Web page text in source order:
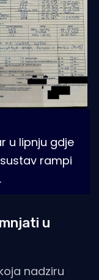
u lipnju gdje
rampi
u
nadziru